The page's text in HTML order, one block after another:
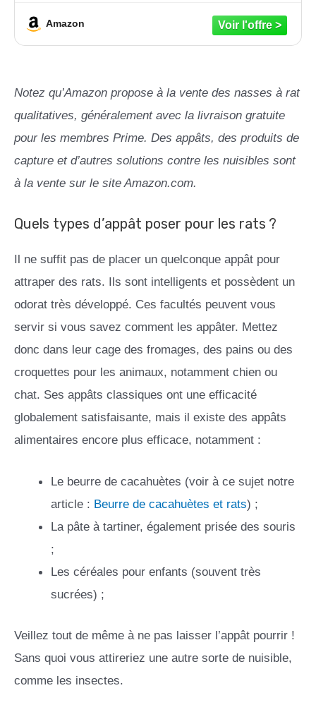
de Taille Similaire
Amazon
Notez qu’Amazon propose à la vente des nasses à rat
qualitatives, généralement avec la livraison gratuite
pour les membres Prime. Des appâts, des produits de
capture et d’autres solutions contre les nuisibles sont
à la vente sur le site Amazon.com.
Quels types d’appât poser pour les rats ?
Il ne suffit pas de placer un quelconque appât pour
attraper des rats. Ils sont intelligents et possèdent un
odorat très développé. Ces facultés peuvent vous
servir si vous savez comment les appâter. Mettez
donc dans leur cage des fromages, des pains ou des
croquettes pour les animaux, notamment chien ou
chat. Ses appâts classiques ont une efficacité
globalement satisfaisante, mais il existe des appâts
alimentaires encore plus efficace, notamment :
Le beurre de cacahuètes (voir à ce sujet notre
article : Beurre de cacahuètes et rats) ;
La pâte à tartiner, également prisée des souris
;
Les céréales pour enfants (souvent très
sucrées) ;
Veillez tout de même à ne pas laisser l’appât pourrir !
Sans quoi vous attireriez une autre sorte de nuisible,
comme les insectes.